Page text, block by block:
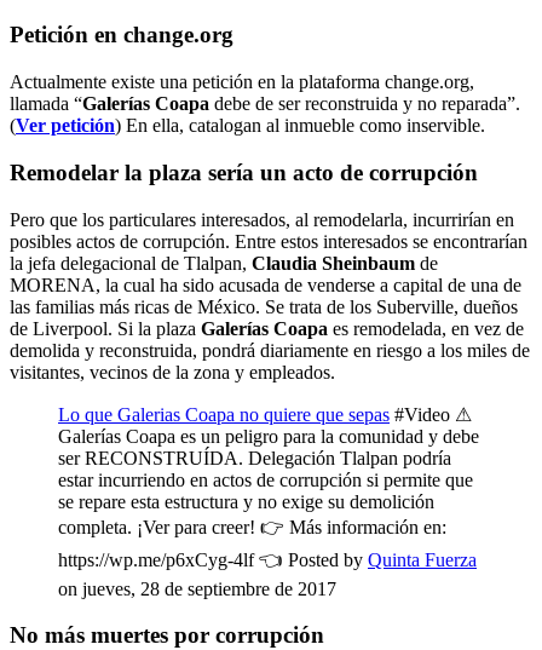
Petición en change.org
Actualmente existe una petición en la plataforma change.org,
llamada “Galerías Coapa debe de ser reconstruida y no reparada”.
(Ver petición) En ella, catalogan al inmueble como inservible.
Remodelar la plaza sería un acto de corrupción
Pero que los particulares interesados, al remodelarla, incurrirían en
posibles actos de corrupción. Entre estos interesados se encontrarían
la jefa delegacional de Tlalpan, Claudia Sheinbaum de
MORENA, la cual ha sido acusada de venderse a capital de una de
las familias más ricas de México. Se trata de los Suberville, dueños
de Liverpool. Si la plaza Galerías Coapa es remodelada, en vez de
demolida y reconstruida, pondrá diariamente en riesgo a los miles de
visitantes, vecinos de la zona y empleados.
Lo que Galerias Coapa no quiere que sepas #Video ⚠
Galerías Coapa es un peligro para la comunidad y debe
ser RECONSTRUÍDA. Delegación Tlalpan podría
estar incurriendo en actos de corrupción si permite que
se repare esta estructura y no exige su demolición
completa. ¡Ver para creer! 👉 Más información en:
https://wp.me/p6xCyg-4lf 👈 Posted by Quinta Fuerza
on jueves, 28 de septiembre de 2017
No más muertes por corrupción